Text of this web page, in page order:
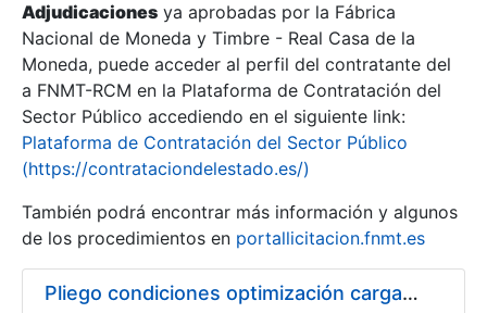
Adjudicaciones ya aprobadas por la Fábrica
Nacional de Moneda y Timbre - Real Casa de la
Moneda, puede acceder al perfil del contratante del
a FNMT-RCM en la Plataforma de Contratación del
Sector Público accediendo en el siguiente link:
Plataforma de Contratación del Sector Público
(https://contrataciondelestado.es/)
También podrá encontrar más información y algunos
de los procedimientos en portallicitacion.fnmt.es
Pliego condiciones optimización cargas compras firmado